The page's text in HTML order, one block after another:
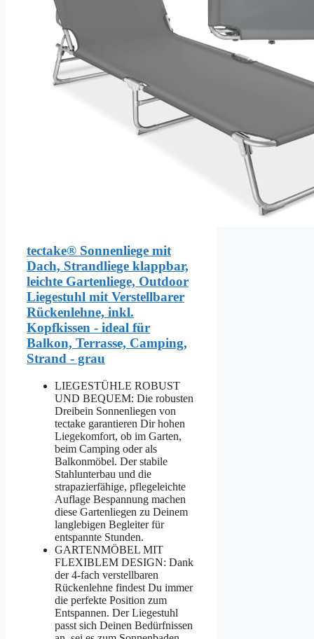
tectake® Sonnenliege mit
Dach, Strandliege klappbar,
leichte Gartenliege, Outdoor
Liegestuhl mit Verstellbarer
Rückenlehne, inkl.
Kopfkissen - ideal für
Balkon, Terrasse, Camping,
Strand - grau
LIEGESTÜHLE ROBUST
UND BEQUEM: Die robusten
Dreibein Sonnenliegen von
tectake garantieren Dir hohen
Liegekomfort, ob im Garten,
beim Camping oder als
Balkonmöbel. Der stabile
Stahlunterbau und die
strapazierfähige, pflegeleichte
Auflage Bespannung machen
diese Gartenliegen zu Deinem
langlebigen Begleiter für
entspannte Stunden.
GARTENMÖBEL MIT
FLEXIBLEM DESIGN: Dank
der 4-fach verstellbaren
Rückenlehne findest Du immer
die perfekte Position zum
Entspannen. Der Liegestuhl
passt sich Deinen Bedürfnissen